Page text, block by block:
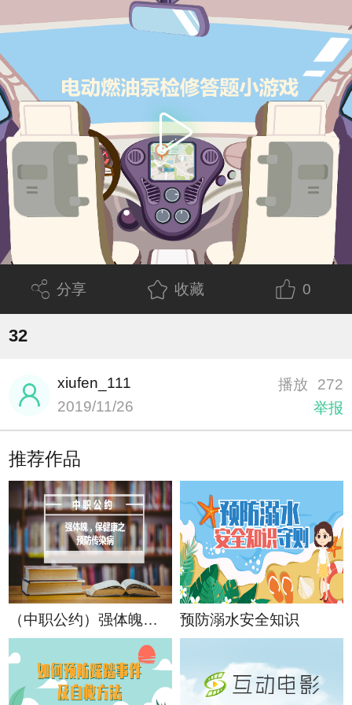
分享 收藏 0
32
xiufen_111
2019/11/26
播放
272
举报
推荐作品
（中职公约）强体魄，保健康之预防传染病 预防溺水安全知识